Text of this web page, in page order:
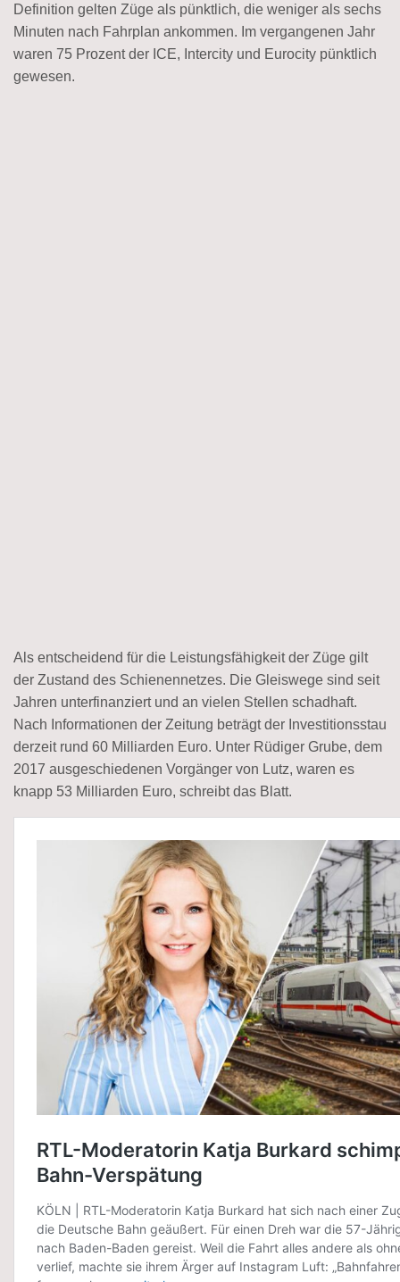
Definition gelten Züge als pünktlich, die weniger als sechs
Minuten nach Fahrplan ankommen. Im vergangenen Jahr
waren 75 Prozent der ICE, Intercity und Eurocity pünktlich
gewesen.
Als entscheidend für die Leistungsfähigkeit der Züge gilt
der Zustand des Schienennetzes. Die Gleiswege sind seit
Jahren unterfinanziert und an vielen Stellen schadhaft.
Nach Informationen der Zeitung beträgt der Investitionsstau
derzeit rund 60 Milliarden Euro. Unter Rüdiger Grube, dem
2017 ausgeschiedenen Vorgänger von Lutz, waren es
knapp 53 Milliarden Euro, schreibt das Blatt.